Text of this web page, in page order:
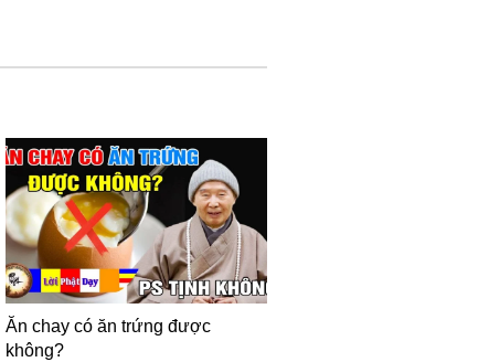
Ăn chay có ăn trứng được
không?